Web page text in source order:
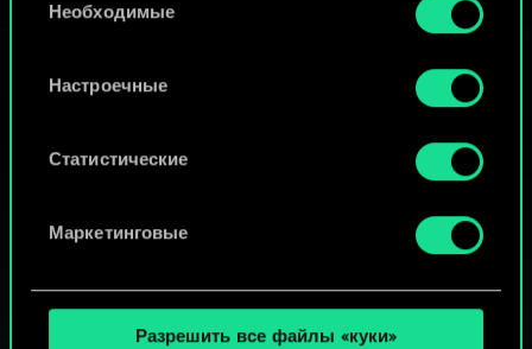
разрешения.
Найти подробную информацию о том, как мы
используем ваши файлы cookie, и изменить
«Настройки» ниже.
согласия
Необходимые
Настроечные
Статистические
Маркетинговые
Разрешить все файлы «куки»